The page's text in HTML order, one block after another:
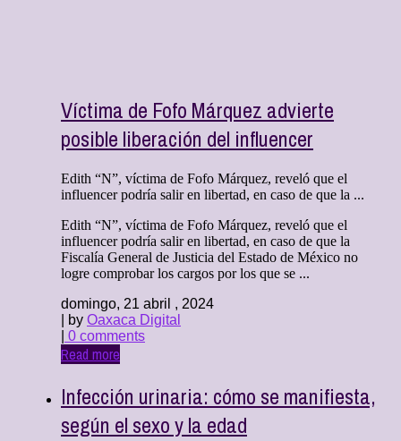
Víctima de Fofo Márquez advierte
posible liberación del influencer
Edith “N”, víctima de Fofo Márquez, reveló que el
influencer podría salir en libertad, en caso de que la ...
Edith “N”, víctima de Fofo Márquez, reveló que el
influencer podría salir en libertad, en caso de que la
Fiscalía General de Justicia del Estado de México no
logre comprobar los cargos por los que se ...
domingo, 21 abril , 2024
| by Oaxaca Digital
0 comments
Read more
Infección urinaria: cómo se manifiesta,
según el sexo y la edad